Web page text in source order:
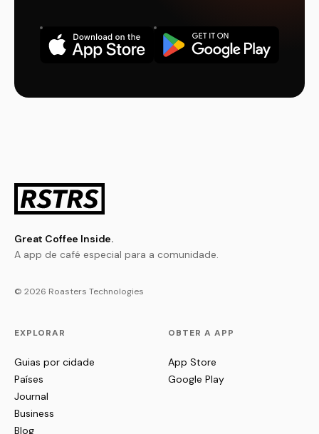
Great Coffee Inside.
A app de café especial para a comunidade.
© 2026 Roasters Technologies
EXPLORAR
Guias por cidade
Países
Journal
Business
Blog
OBTER A APP
App Store
Google Play